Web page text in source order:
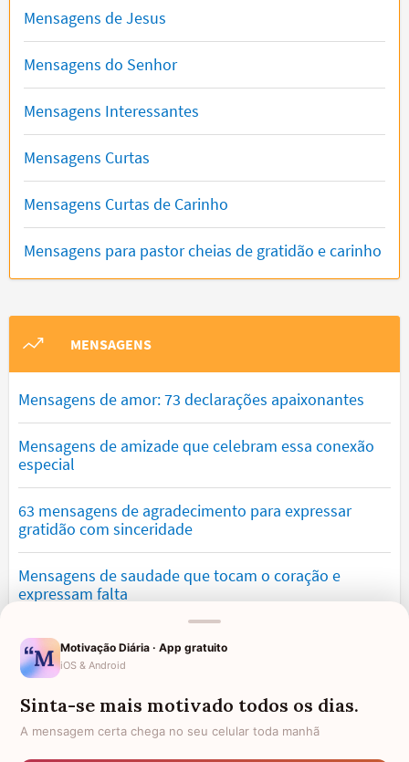
Mensagens de Jesus
Mensagens do Senhor
Mensagens Interessantes
Mensagens Curtas
Mensagens Curtas de Carinho
Mensagens para pastor cheias de gratidão e carinho
MENSAGENS
Mensagens de amor: 73 declarações apaixonantes
Mensagens de amizade que celebram essa conexão
especial
63 mensagens de agradecimento para expressar
gratidão com sinceridade
Mensagens de saudade que tocam o coração e
expressam falta
Mensagens de otimismo que vão encher você de
confiança
Mensagens para namorado: declare o seu amor com
palavras lindas
Motivação Diária · App gratuito
iOS & Android
Sinta-se mais motivado todos os dias.
A mensagem certa chega no seu celular toda manhã